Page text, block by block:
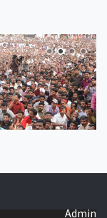
Admin